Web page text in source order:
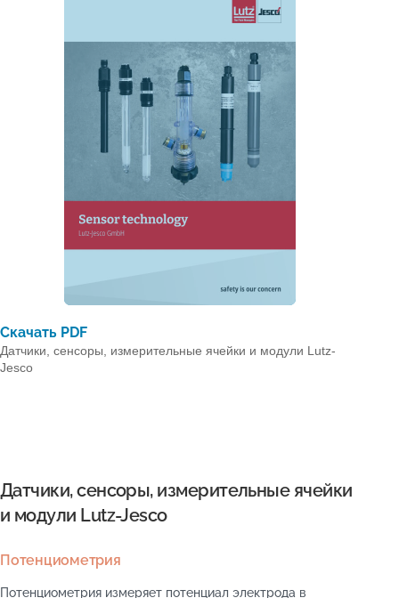
Скачать PDF
Датчики, сенсоры, измерительные ячейки и модули Lutz-
Jesco
Датчики, сенсоры, измерительные ячейки
и модули Lutz-Jesco
Потенциометрия
Потенциометрия измеряет потенциал электрода в